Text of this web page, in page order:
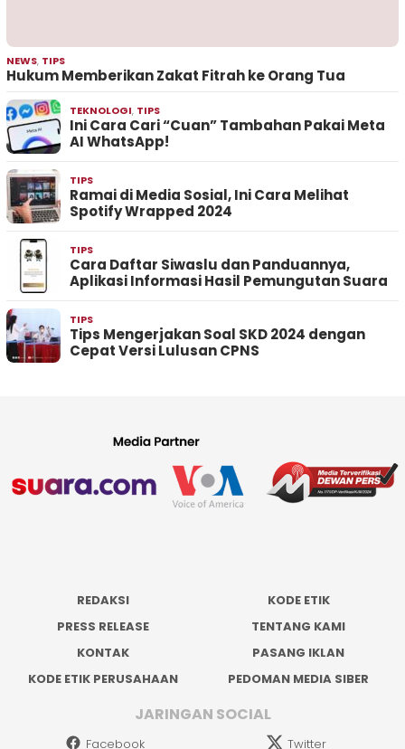
NEWS, TIPS
Hukum Memberikan Zakat Fitrah ke Orang Tua
TEKNOLOGI, TIPS
Ini Cara Cari “Cuan” Tambahan Pakai Meta
AI WhatsApp!
TIPS
Ramai di Media Sosial, Ini Cara Melihat
Spotify Wrapped 2024
TIPS
Cara Daftar Siwaslu dan Panduannya,
Aplikasi Informasi Hasil Pemungutan Suara
TIPS
Tips Mengerjakan Soal SKD 2024 dengan
Cepat Versi Lulusan CPNS
REDAKSI
KODE ETIK
PRESS RELEASE
TENTANG KAMI
KONTAK
PASANG IKLAN
KODE ETIK PERUSAHAAN
PEDOMAN MEDIA SIBER
JARINGAN SOCIAL
Facebook Twitter